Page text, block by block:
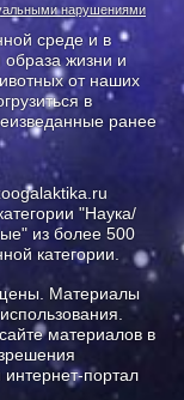
нарушениями
среде и в
жизни и
от наших
в
ранее
"Наука/
из более 500
категории.
Материалы
материалов в
портал